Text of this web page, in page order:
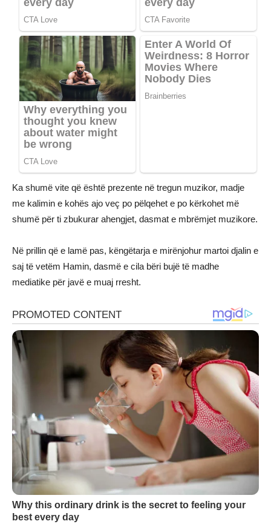
Ka shumë vite që është prezente në tregun muzikor, madje
me kalimin e kohës ajo veç po pëlqehet e po kërkohet më
shumë për ti zbukurar ahengjet, dasmat e mbrëmjet muzikore.
Në prillin që e lamë pas, këngëtarja e mirënjohur martoi djalin e
saj të vetëm Hamin, dasmë e cila bëri bujë të madhe
mediatike për javë e muaj rresht.